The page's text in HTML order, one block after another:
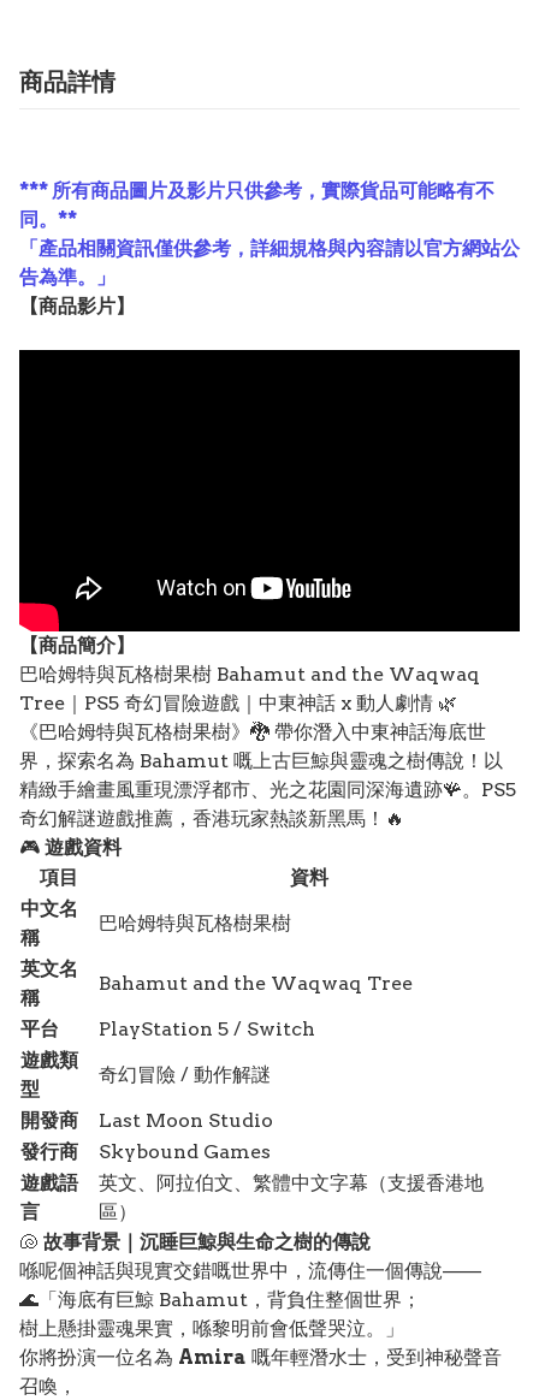
商品詳情
*** 所有商品圖片及影片只供參考，實際貨品可能略有不
同。**
「產品相關資訊僅供參考，詳細規格與內容請以官方網站公
告為準。」
【商品影片】
【商品簡介】
巴哈姆特與瓦格樹果樹 Bahamut and the Waqwaq
Tree｜PS5 奇幻冒險遊戲｜中東神話 x 動人劇情 🌿
《巴哈姆特與瓦格樹果樹》🐉 帶你潛入中東神話海底世
界，探索名為 Bahamut 嘅上古巨鯨與靈魂之樹傳說！以
精緻手繪畫風重現漂浮都市、光之花園同深海遺跡🪸。PS5
奇幻解謎遊戲推薦，香港玩家熱談新黑馬！🔥
🎮 遊戲資料
項目
資料
中文名
稱
巴哈姆特與瓦格樹果樹
英文名
稱
Bahamut and the Waqwaq Tree
平台
PlayStation 5 / Switch
遊戲類
型
奇幻冒險 / 動作解謎
開發商
Last Moon Studio
發行商
Skybound Games
遊戲語
言
英文、阿拉伯文、繁體中文字幕（支援香港地
區）
🐚 故事背景｜沉睡巨鯨與生命之樹的傳說
喺呢個神話與現實交錯嘅世界中，流傳住一個傳說——
🌊「海底有巨鯨 Bahamut，背負住整個世界；
樹上懸掛靈魂果實，喺黎明前會低聲哭泣。」
你將扮演一位名為 Amira 嘅年輕潛水士，受到神秘聲音
召喚，